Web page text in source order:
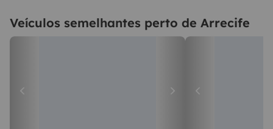
Veículos semelhantes perto de Arrecife